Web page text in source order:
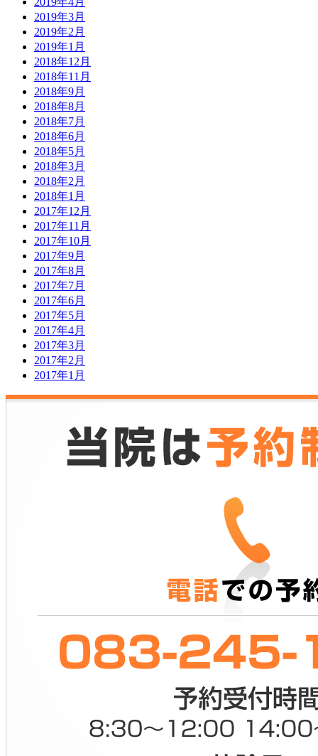
2019年3月
2019年2月
2019年1月
2018年12月
2018年11月
2018年9月
2018年8月
2018年7月
2018年6月
2018年5月
2018年3月
2018年2月
2018年1月
2017年12月
2017年11月
2017年10月
2017年9月
2017年8月
2017年7月
2017年6月
2017年5月
2017年4月
2017年3月
2017年2月
2017年1月